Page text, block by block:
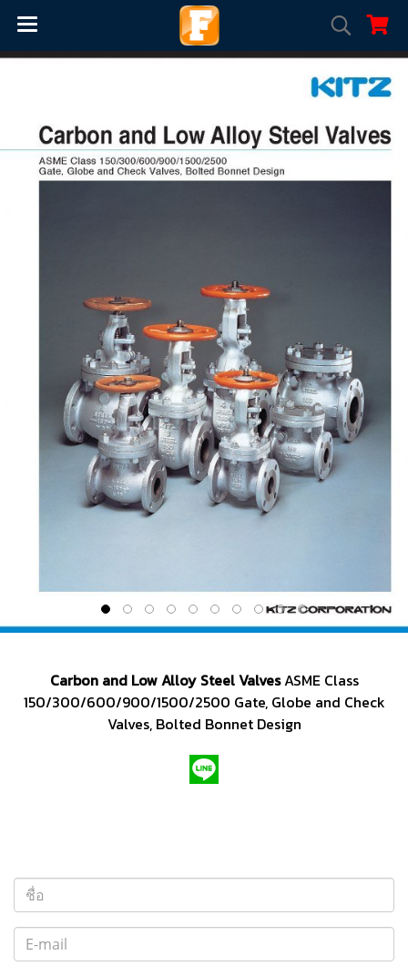
Carbon and Low Alloy Steel ValvesASME Class
150/300/600/900/1500/2500 Gate, Globe and Check
Valves, Bolted Bonnet Design